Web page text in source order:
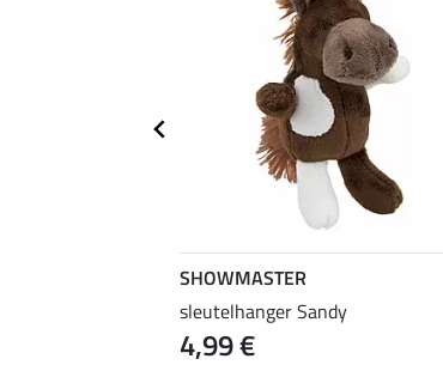
SHOWMASTER
sleutelhanger Sandy
4,99 €